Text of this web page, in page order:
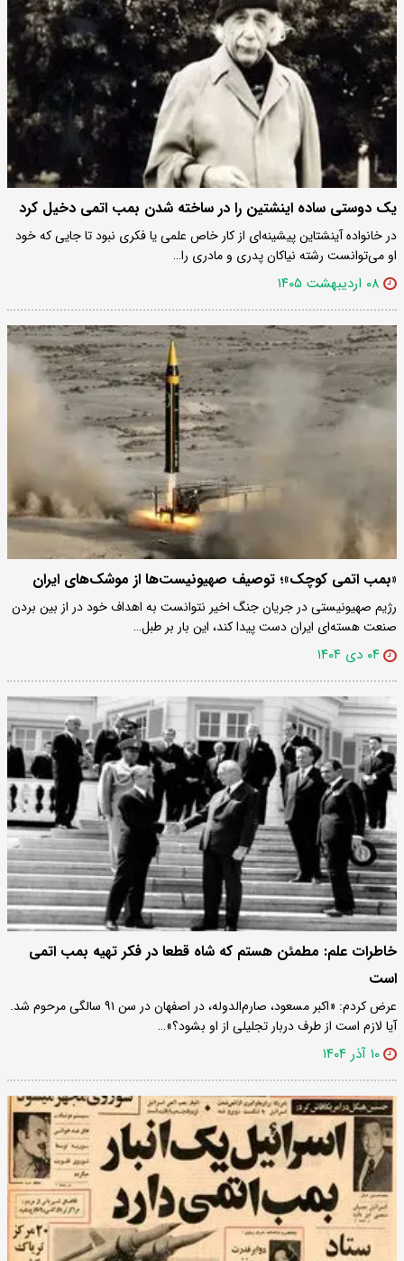
یک دوستی ساده اینشتین را در ساخته شدن بمب اتمی دخیل کرد
در خانواده آینشتاین پیشینه‌ای از کار خاص علمی یا فکری نبود تا جایی که خود
او می‌توانست رشته نیاکان پدری و مادری را…
۰۸ اردیبهشت ۱۴۰۵
«بمب اتمی کوچک»؛ توصیف صهیونیست‌ها از موشک‌های ایران
رژیم صهیونیستی در جریان جنگ اخیر نتوانست به اهداف خود در از بین بردن
صنعت هسته‌ای ایران دست پیدا کند،‌ این بار بر طبل…
۰۴ دی ۱۴۰۴
خاطرات علم: مطمئن هستم که شاه قطعا در فکر تهیه بمب اتمی
است
عرض کردم: «اکبر مسعود، صارم‌الدوله، در اصفهان در سن ۹۱ سالگی مرحوم شد.
آیا لازم است از طرف دربار تجلیلی از او بشود؟»…
۱۰ آذر ۱۴۰۴